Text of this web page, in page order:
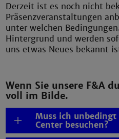
Derzeit ist es noch nicht
Präsenzveranstaltungen
unter welchen
Hintergrund und werden
uns etwas Neues bekannt
Wenn Sie unsere F&A
voll im Bilde.
Muss ich unbedingt
Center besuchen?